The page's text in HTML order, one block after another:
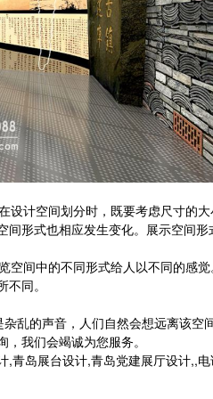
计空间划分时，既要考虑尺寸的
形式也相应发生变化。展示空间形
间中的不同形式给人以不同的感
同。
的声音，人们自然会想远离该空
我们会竭诚为您服务。
,青岛展台设计,青岛党建展厅设计,,